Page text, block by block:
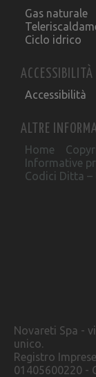
Gas naturale
Ciclo idrico
ACCESSIBILITÀ
Accessibilità
ALTRE
Home
Informative
Codici Ditta –
Novareti Spa -
unico.
Registro
01405600220 -